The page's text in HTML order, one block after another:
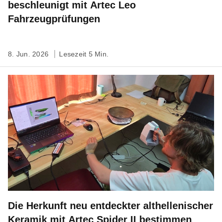
beschleunigt mit Artec Leo
Fahrzeugprüfungen
8. Jun. 2026 Lesezeit 5 Min.
Die Herkunft neu entdeckter althellenischer
Keramik mit Artec Spider II bestimmen